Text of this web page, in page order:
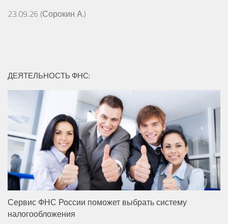
23.09.26 (Сорокин А.)
ДЕЯТЕЛЬНОСТЬ ФНС:
Сервис ФНС России поможет выбрать систему
налогообложения